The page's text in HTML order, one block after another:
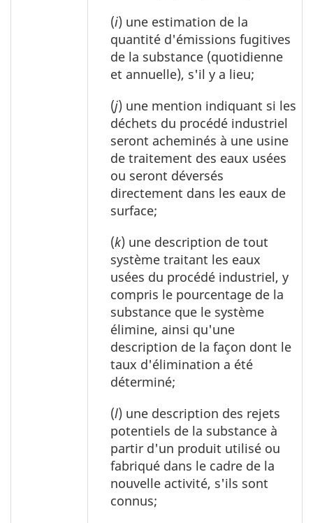
(i) une estimation de la
quantité d'émissions fugitives
de la substance (quotidienne
et annuelle), s'il y a lieu;
(j) une mention indiquant si les
déchets du procédé industriel
seront acheminés à une usine
de traitement des eaux usées
ou seront déversés
directement dans les eaux de
surface;
(k) une description de tout
système traitant les eaux
usées du procédé industriel, y
compris le pourcentage de la
substance que le système
élimine, ainsi qu'une
description de la façon dont le
taux d'élimination a été
déterminé;
(l) une description des rejets
potentiels de la substance à
partir d'un produit utilisé ou
fabriqué dans le cadre de la
nouvelle activité, s'ils sont
connus;